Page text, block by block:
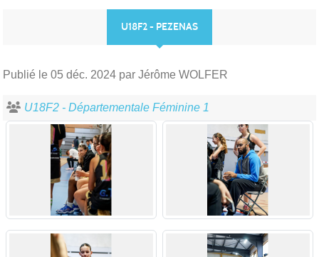
U18F2 - PEZENAS
Publié le 05 déc. 2024 par Jérôme WOLFER
U18F2 - Départementale Féminine 1